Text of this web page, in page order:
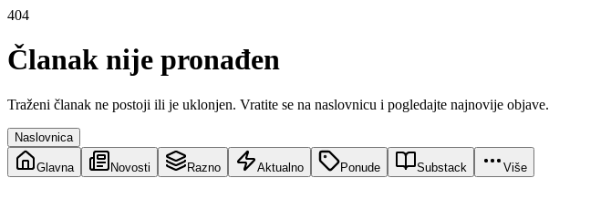
404
Članak nije pronađen
Traženi članak ne postoji ili je uklonjen. Vratite se na naslovnicu i pogledajte najnovije objave.
Naslovnica
Glavna Novosti Razno Aktualno Ponude Substack Više